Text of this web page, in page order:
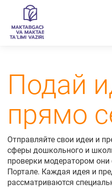
Подай
прямо
Отправляйте свои идеи и
сферы дошкольного и
проверки модератором
Портале. Каждая идея и
рассматриваются